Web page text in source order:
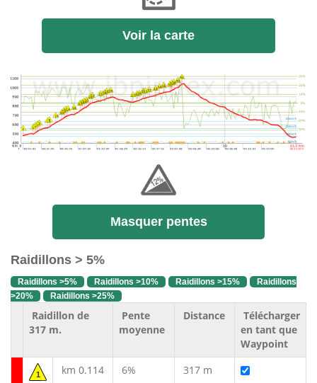
Voir la carte
Masquer pentes
Raidillons > 5%
Raidillons >5% Raidillons >10% Raidillons >15%
Raidillons
>20%
Raidillons >25%
Raidillon de
317 m.
Pente
moyenne
Distance
Télécharger
en tant que
Waypoint
1 km 0.114 6% 317 m